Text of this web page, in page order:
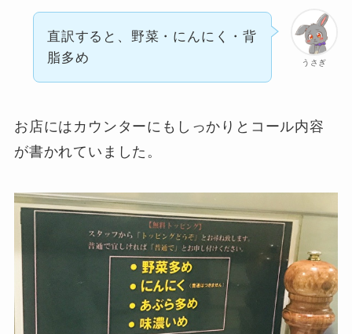
うさぎ
直訳すると、野菜・にんにく・背
脂多め
お店にはカウンターにもしっかりとコール内容
が書かれていました。